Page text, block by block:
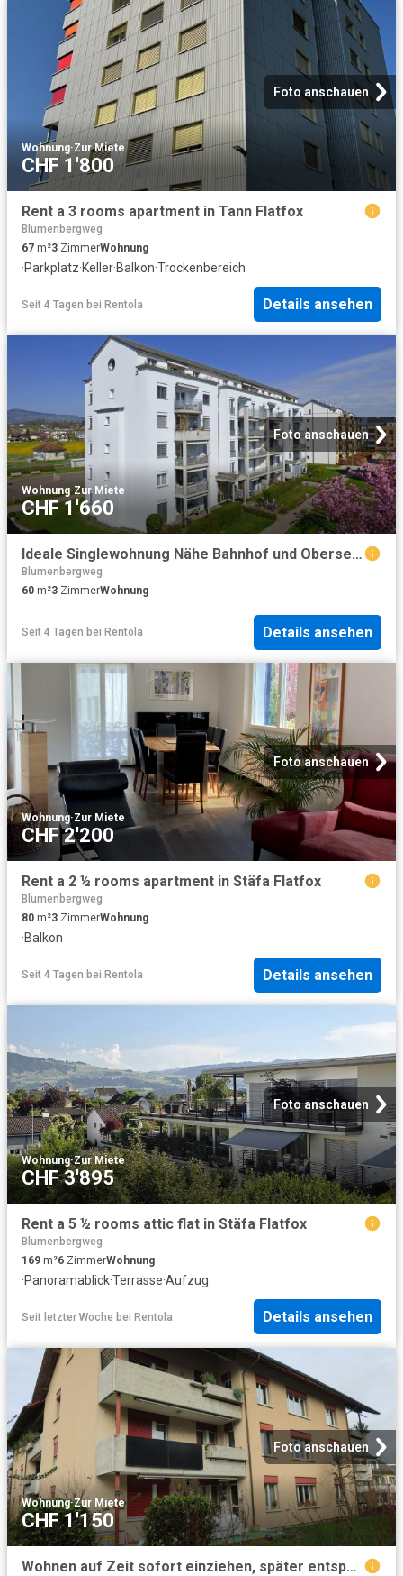
Foto anschauen
Wohnung·Zur Miete
CHF 1'800
Rent a 3 rooms apartment in Tann Flatfox
Blumenbergweg
67 m²3 ZimmerWohnung
·Parkplatz·Keller·Balkon·Trockenbereich
Seit 4 Tagen bei Rentola Details ansehen
Foto anschauen
Wohnung·Zur Miete
CHF 1'660
Ideale Singlewohnung Nähe Bahnhof und Obersee!
Blumenbergweg
60 m²3 ZimmerWohnung
Seit 4 Tagen bei Rentola Details ansehen
Foto anschauen
Wohnung·Zur Miete
CHF 2'200
Rent a 2 ½ rooms apartment in Stäfa Flatfox
Blumenbergweg
80 m²3 ZimmerWohnung
·Balkon
Seit 4 Tagen bei Rentola Details ansehen
Foto anschauen
Wohnung·Zur Miete
CHF 3'895
Rent a 5 ½ rooms attic flat in Stäfa Flatfox
Blumenbergweg
169 m²6 ZimmerWohnung
·Panoramablick·Terrasse·Aufzug
Seit letzter Woche bei Rentola Details ansehen
Foto anschauen
Wohnung·Zur Miete
CHF 1'150
Wohnen auf Zeit sofort einziehen, später entspannt weiterziehen